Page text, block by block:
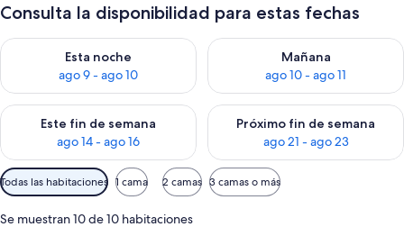
Consulta la disponibilidad para estas fechas
Esta noche
ago 9 - ago 10
Consulta la disponibilidad para esta noche, ago 9 - ago 10
Mañana
ago 10 - ago 11
Consulta la disponibilidad
Este fin de semana
ago 14 - ago 16
Consulta la disponibilidad para este fin de semana, ago 14 -
Próximo fin de semana
ago 21 - ago 23
Consulta la disponibilidad
Filtros
disponibles
para
Todas las habitaciones 1 cama 2 camas 3 camas o más
Se muestran 10 de 10 habitaciones